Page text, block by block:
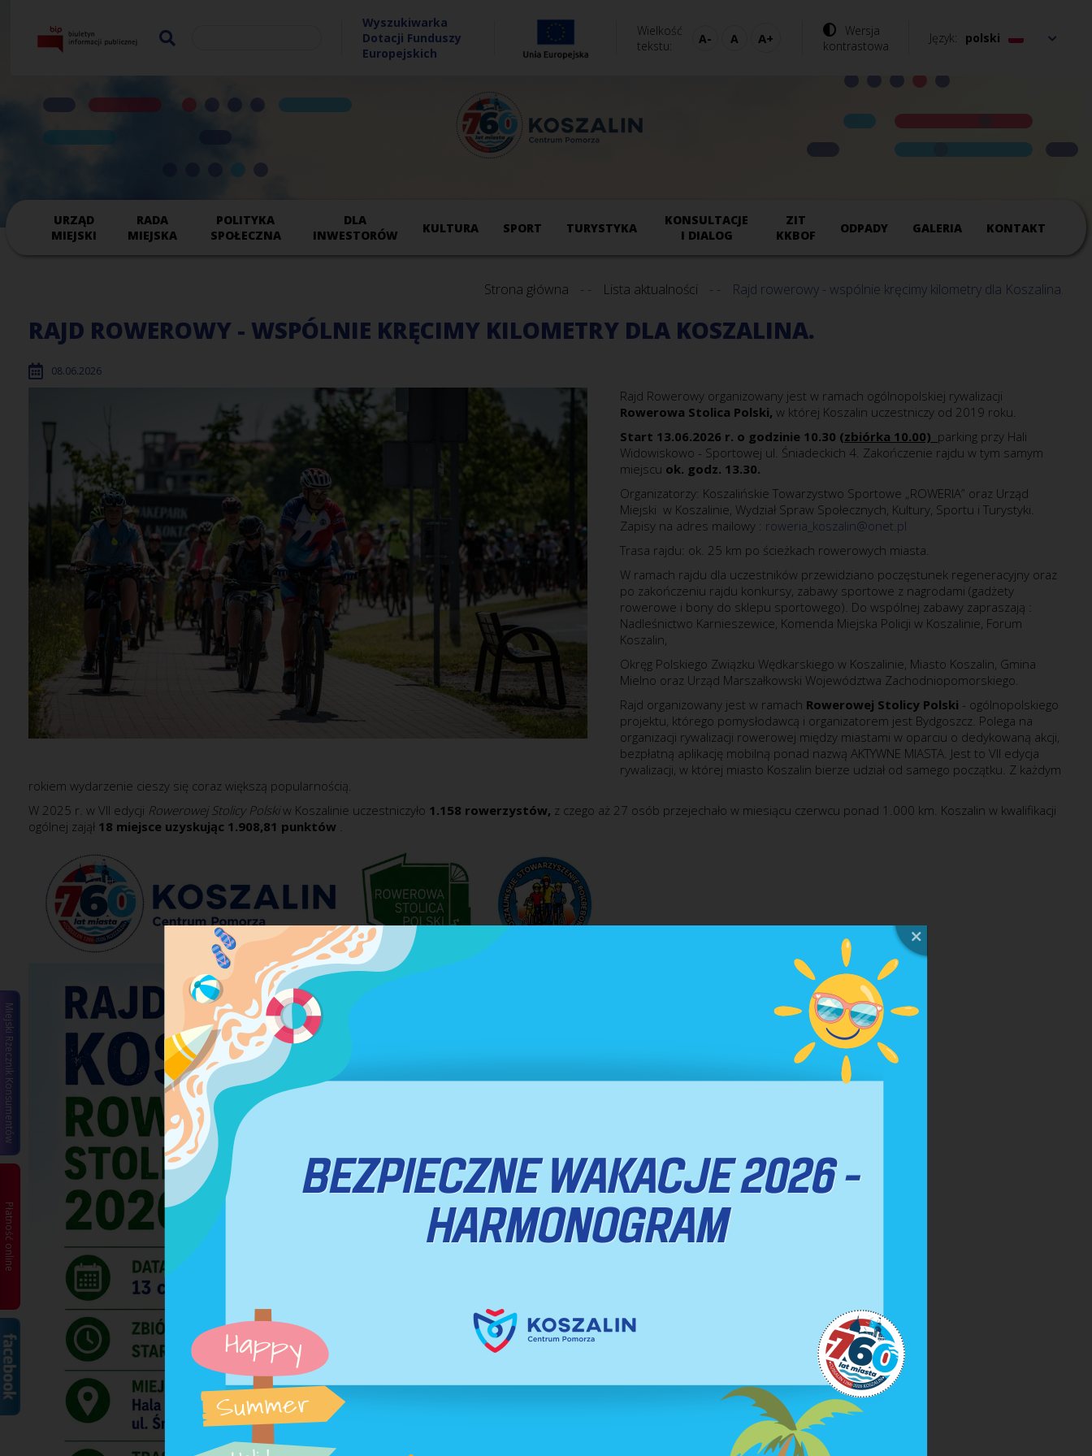
Wyszukiwarka
Dotacji Funduszy
Europejskich
Wielkość
tekstu
Wersja
kontrastowa
Język polski
URZĄD
MIEJSKI
RADA
MIEJSKA
POLITYKA
SPOŁECZNA
DLA
INWESTORÓW
KULTURA SPORT TURYSTYKA
KONSULTACJE
I DIALOG
ZIT
KKBOF
ODPADY GALERIA KONTAKT
Strona główna Lista aktualności Rajd rowerowy - wspólnie kręcimy kilometry dla Koszalina.
RAJD ROWEROWY - WSPÓLNIE KRĘCIMY KILOMETRY DLA KOSZALINA.
08.06.2026
Rajd Rowerowy organizowany jest w ramach ogólnopolskiej rywalizacji
Rowerowa Stolica Polski, w której Koszalin uczestniczy od 2019 roku.
Start 13.06.2026 r. o godzinie 10.30 (zbiórka 10.00) parking przy Hali
Widowiskowo - Sportowej ul. Śniadeckich 4. Zakończenie rajdu w tym samym
miejscu ok. godz. 13.30.
Organizatorzy: Koszalińskie Towarzystwo Sportowe „ROWERIA” oraz Urząd
Miejski w Koszalinie, Wydział Spraw Społecznych, Kultury, Sportu i Turystyki.
Zapisy na adres mailowy : roweria_koszalin@onet.pl
Trasa rajdu: ok. 25 km po ścieżkach rowerowych miasta.
W ramach rajdu dla uczestników przewidziano poczęstunek regeneracyjny oraz
po zakończeniu rajdu konkursy, zabawy sportowe z nagrodami (gadżety
rowerowe i bony do sklepu sportowego). Do wspólnej zabawy zapraszają :
Nadleśnictwo Karnieszewice, Komenda Miejska Policji w Koszalinie, Forum
Koszalin,
Okręg Polskiego Związku Wędkarskiego w Koszalinie, Miasto Koszalin, Gmina
Mielno oraz Urząd Marszałkowski Województwa Zachodniopomorskiego.
Rajd organizowany jest w ramach Rowerowej Stolicy Polski - ogólnopolskiego
projektu, którego pomysłodawcą i organizatorem jest Bydgoszcz. Polega na
organizacji rywalizacji rowerowej między miastami w oparciu o dedykowaną akcji,
bezpłatną aplikację mobilną ponad nazwą AKTYWNE MIASTA. Jest to VII edycja
rywalizacji, w której miasto Koszalin bierze udział od samego początku. Z każdym
rokiem wydarzenie cieszy się coraz większą popularnością.
W 2025 r. w VII edycji Rowerowej Stolicy Polskiw Koszalinie uczestniczyło 1.158 rowerzystów, z czego aż 27 osób przejechało w miesiącu czerwcu ponad 1.000 km. Koszalin w kwalifikacji
ogólnej zajął 18 miejsce uzyskując 1.908,81 punktów .
Miejski Rzecznik Konsumentów
Płatność online